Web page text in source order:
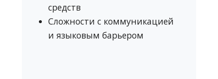
средств
Сложности с коммуникацией
и языковым барьером